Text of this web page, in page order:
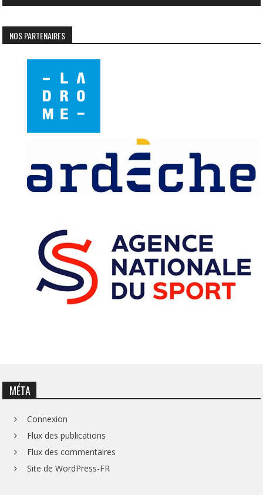
NOS PARTENAIRES
MÉTA
Connexion
Flux des publications
Flux des commentaires
Site de WordPress-FR